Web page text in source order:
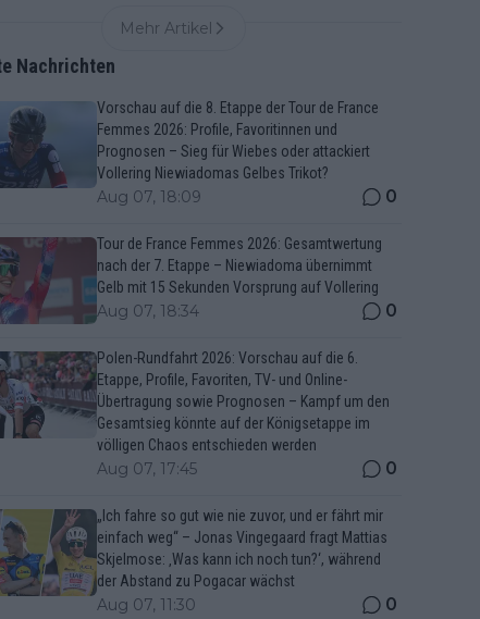
Mehr Artikel
Nachrichten
Vorschau auf die 8. Etappe der Tour de France
Femmes 2026: Profile, Favoritinnen und
Prognosen – Sieg für Wiebes oder attackiert
Vollering Niewiadomas Gelbes Trikot?
Aug 07, 18:09 0
Tour de France Femmes 2026: Gesamtwertung
nach der 7. Etappe – Niewiadoma übernimmt
Gelb mit 15 Sekunden Vorsprung auf Vollering
Aug 07, 18:34 0
Polen-Rundfahrt 2026: Vorschau auf die 6.
Etappe, Profile, Favoriten, TV- und Online-
Übertragung sowie Prognosen – Kampf um den
Gesamtsieg könnte auf der Königsetappe im
völligen Chaos entschieden werden
Aug 07, 17:45 0
„Ich fahre so gut wie nie zuvor, und er fährt mir
einfach weg“ – Jonas Vingegaard fragt Mattias
Skjelmose: ‚Was kann ich noch tun?‘, während
der Abstand zu Pogacar wächst
Aug 07, 11:30 0